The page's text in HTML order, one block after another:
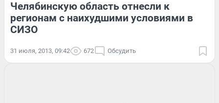
Челябинскую область отнесли к
регионам с наихудшими условиями в
СИЗО
31 июля, 2013, 09:42 672 Обсудить